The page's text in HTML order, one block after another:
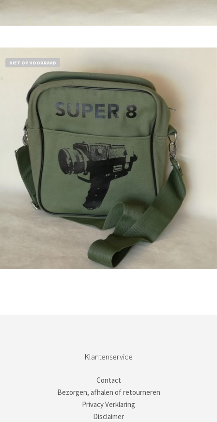
NIET OP VOORRAAD
18,50
Klantenservice
Contact
Bezorgen, afhalen of retourneren
Privacy Verklaring
Disclaimer